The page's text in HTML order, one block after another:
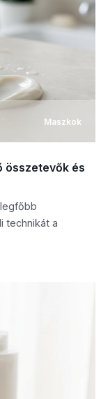
Maszkok
összetevők és
technikát a